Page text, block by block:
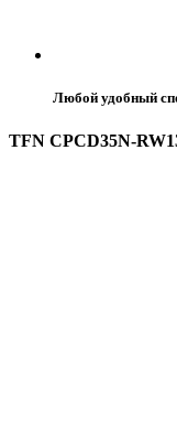
Любой удобный
TFN CPCD35N-